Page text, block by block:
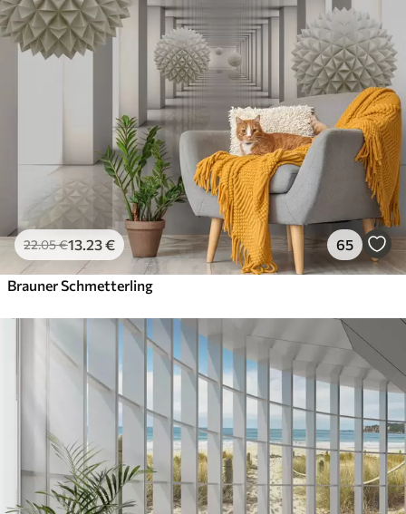
22.05€13 .23€ 65
Brauner Schmetterling